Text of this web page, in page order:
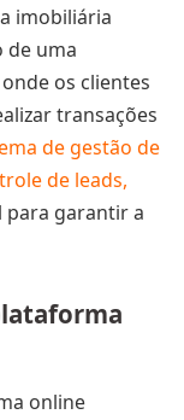
imobiliária
de uma
os clientes
transações
de gestão de
de leads,
para garantir a
online